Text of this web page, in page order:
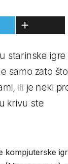
starinske igre
samo zato
ili je neki
krivu ste
kompjuterske